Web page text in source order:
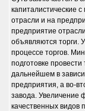
капиталистические
отрасли и на
предприятие
объявляются торги.
процессе торгов.
подготовке
дальнейшем в
предприятия, а во-
завода. Увеличение
качественных видов